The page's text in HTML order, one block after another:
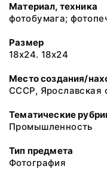
Материал, техника
фотобумага;
Размер
18х24. 18х24
Место создания/
СССР, Ярославская
Тематические
Промышленность
Тип предмета
Фотография